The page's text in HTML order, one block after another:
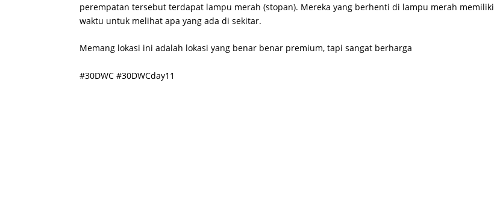
perempatan tersebut terdapat lampu merah (stopan). Mereka yang berhenti di lampu merah memiliki
waktu untuk melihat apa yang ada di sekitar.
Memang lokasi ini adalah lokasi yang benar benar premium, tapi sangat berharga
#30DWC #30DWCday11